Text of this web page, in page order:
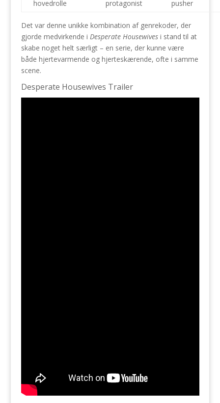
hovedrolle protagonist pusher
Det var denne unikke kombination af genrekoder, der
gjorde medvirkende i Desperate Housewivesi stand til at
skabe noget helt særligt – en serie, der kunne være
både hjertevarmende og hjerteskærende, ofte i samme
scene.
Desperate Housewives Trailer